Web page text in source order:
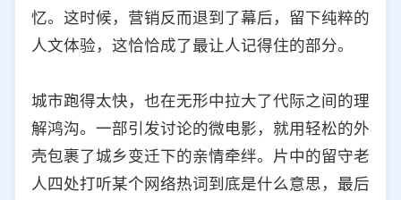
忆。这时候，营销反而退到了幕后，留下纯粹的
人文体验，这恰恰成了最让人记得住的部分。
城市跑得太快，也在无形中拉大了代际之间的理
解鸿沟。一部引发讨论的微电影，就用轻松的外
壳包裹了城乡变迁下的亲情牵绊。片中的留守老
人四处打听某个网络热词到底是什么意思，最后